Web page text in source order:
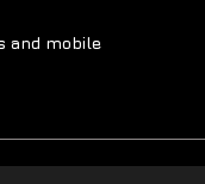
and mobile